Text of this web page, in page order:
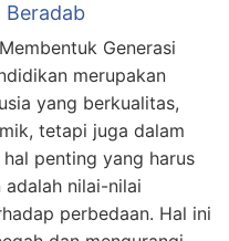
Beradab
Generasi
merupakan
yang berkualitas,
tetapi juga dalam
penting yang harus
nilai-nilai
perbedaan. Hal ini